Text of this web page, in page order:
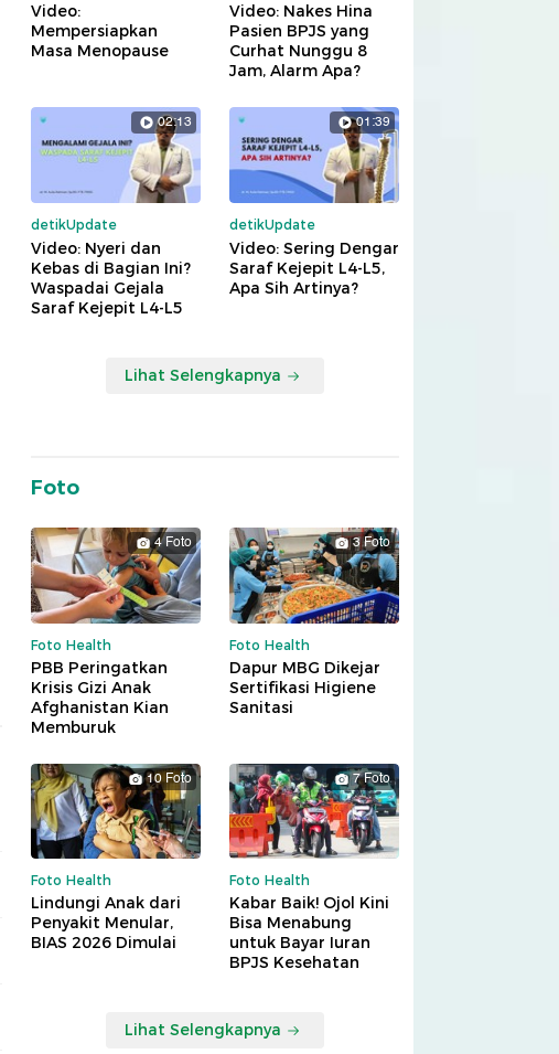
Video:
Mempersiapkan
Masa Menopause
Video: Nakes Hina
Pasien BPJS yang
Curhat Nunggu 8
Jam, Alarm Apa?
02:13
detikUpdate
Video: Nyeri dan
Kebas di Bagian Ini?
Waspadai Gejala
Saraf Kejepit L4-L5
01:39
detikUpdate
Video: Sering Dengar
Saraf Kejepit L4-L5,
Apa Sih Artinya?
Lihat Selengkapnya
Foto
4 Foto
Foto Health
PBB Peringatkan
Krisis Gizi Anak
Afghanistan Kian
Memburuk
3 Foto
Foto Health
Dapur MBG Dikejar
Sertifikasi Higiene
Sanitasi
10 Foto
Foto Health
Lindungi Anak dari
Penyakit Menular,
BIAS 2026 Dimulai
7 Foto
Foto Health
Kabar Baik! Ojol Kini
Bisa Menabung
untuk Bayar Iuran
BPJS Kesehatan
Lihat Selengkapnya